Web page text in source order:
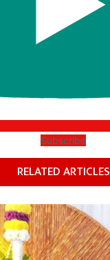
Subscribe
RELATED ARTICLES